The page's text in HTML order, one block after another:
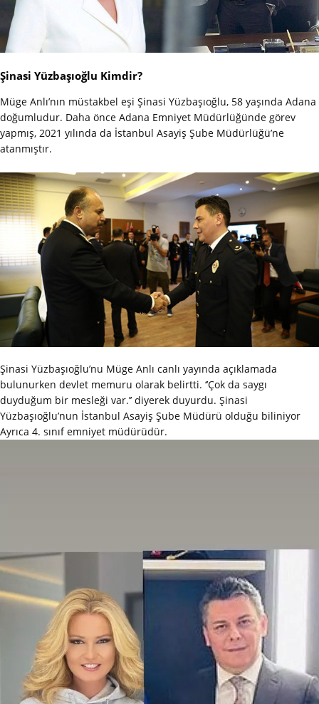
Şinasi Yüzbaşıoğlu Kimdir?
Müge Anlı’nın müstakbel eşi Şinasi Yüzbaşıoğlu, 58 yaşında Adana
doğumludur. Daha önce Adana Emniyet Müdürlüğünde görev
yapmış, 2021 yılında da İstanbul Asayiş Şube Müdürlüğü’ne
atanmıştır.
Şinasi Yüzbaşıoğlu’nu Müge Anlı canlı yayında açıklamada
bulunurken devlet memuru olarak belirtti. ‘’Çok da saygı
duyduğum bir mesleği var.’’ diyerek duyurdu. Şinasi
Yüzbaşıoğlu’nun İstanbul Asayiş Şube Müdürü olduğu biliniyor
Ayrıca 4. sınıf emniyet müdürüdür.